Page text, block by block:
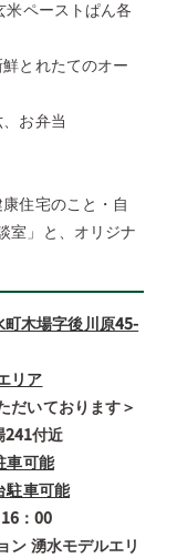
米ペーストぱん各
とれたてのオー
お弁当
康住宅のこと・自
室」と、オリジナ
木場字後川原45-
リア
だいております＞
241付近
車可能
駐車可能
：00
湧水モデルエリ